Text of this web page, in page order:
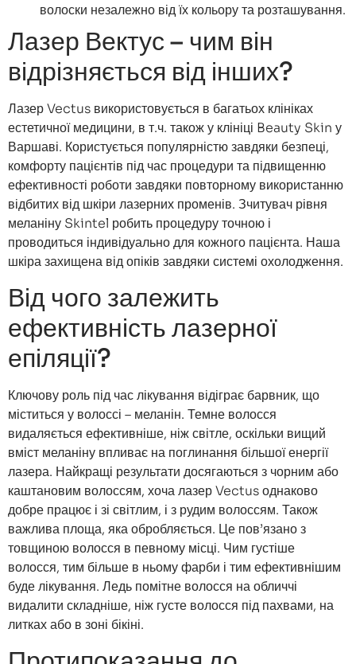
волоски незалежно від їх кольору та розташування.
Лазер Вектус – чим він
відрізняється від інших?
Лазер Vectus використовується в багатьох клініках
естетичної медицини, в т.ч. також у клініці Beauty Skin у
Варшаві. Користується популярністю завдяки безпеці,
комфорту пацієнтів під час процедури та підвищенню
ефективності роботи завдяки повторному використанню
відбитих від шкіри лазерних променів. Зчитувач рівня
меланіну Skintel робить процедуру точною і
проводиться індивідуально для кожного пацієнта. Наша
шкіра захищена від опіків завдяки системі охолодження.
Від чого залежить
ефективність лазерної
епіляції?
Ключову роль під час лікування відіграє барвник, що
міститься у волоссі – меланін. Темне волосся
видаляється ефективніше, ніж світле, оскільки вищий
вміст меланіну впливає на поглинання більшої енергії
лазера. Найкращі результати досягаються з чорним або
каштановим волоссям, хоча лазер Vectus однаково
добре працює і зі світлим, і з рудим волоссям. Також
важлива площа, яка обробляється. Це пов’язано з
товщиною волосся в певному місці. Чим густіше
волосся, тим більше в ньому фарби і тим ефективнішим
буде лікування. Ледь помітне волосся на обличчі
видалити складніше, ніж густе волосся під пахвами, на
литках або в зоні бікіні.